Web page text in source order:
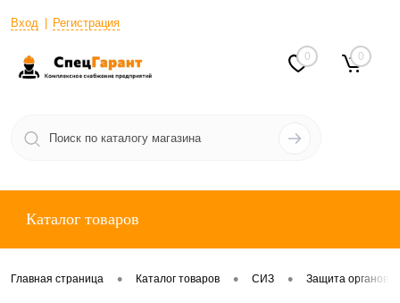
Вход Регистрация
0 0
Каталог товаров
Главная страница • Каталог товаров • СИЗ • Защита органов